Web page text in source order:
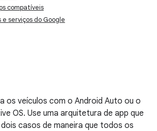
compatíveis
serviços do Google
os veículos com o Android Auto ou o
OS. Use uma arquitetura de app que
casos de maneira que todos os